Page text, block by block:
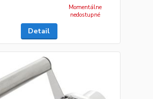
Momentálne
nedostupné
Detail